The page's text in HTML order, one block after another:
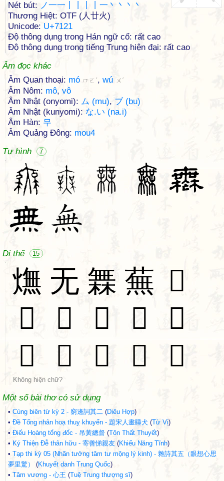
Nét bút: ノ一一丨丨丨丨一丶丶丶丶
Thương Hiệt: OTF (人廿火)
Unicode: U+7121
Độ thông dụng trong Hán ngữ cổ: rất cao
Độ thông dụng trong tiếng Trung hiện đại: rất cao
Âm đọc khác
Âm Quan thoại: mó ㄇㄛˊ, wú ㄨˊ
Âm Nôm: mô, vô
Âm Nhật (onyomi): ム (mu), ブ (bu)
Âm Nhật (kunyomi): な.い (na.i)
Âm Hàn: 무
Âm Quảng Đông: mou4
Tự hình
7
Dị thể 15
㷻 无 橆 蕪 𠑶
𠘩
𡙻 𣑨 𣚨
𣞣
𣞤
𣟒 𣠮 𤀢 𤍍
Không hiện chữ?
Một số bài thơ có sử dụng
• Cùng biên từ kỳ 2 - 窮邊詞其二 (Diêu Hợp)
• Đề Tống nhân hoạ thuỵ khuyển - 題宋人畫睡犬 (Từ Vị)
• Điếu Hoàng tổng đốc - 吊黃總督 (Tôn Thất Thuyết)
• Ký Thiện Đễ thân hữu - 寄善悌親友 (Khiếu Năng Tĩnh)
• Tạp thi kỳ 05 (Nhãn tưởng tâm tư mộng lý kinh) - 雜詩其五（眼想心思
夢里驚）
(Khuyết danh Trung Quốc)
• Tâm vương - 心王 (Tuệ Trung thượng sĩ)